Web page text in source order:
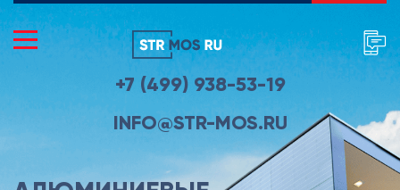
+7 (499) 938-53-19
INFO@STR-MOS.RU